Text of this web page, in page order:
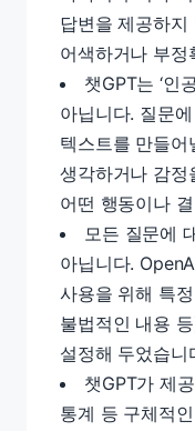
답변을 제공하지
어색하거나 부정
챗GPT는 ‘인
아닙니다. 질문
텍스트를 만들어
생각하거나 감정
어떤 행동이나
모든 질문에
아닙니다.
사용을 위해 특
불법적인 내용
설정해 두었습니
챗GPT가 제
통계 등 구체적